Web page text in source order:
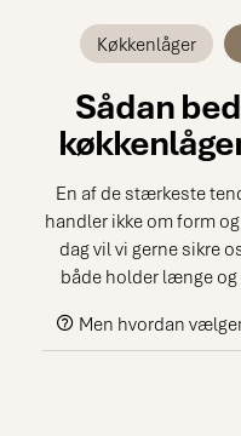
Køkkenlåger
Sådan
En af de stærkeste
handler ikke om form
dag vil vi gerne sikre
både holder længe
Men hvordan